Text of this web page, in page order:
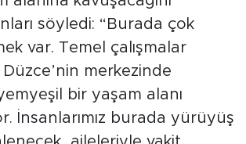
söyledi: “Burada çok
var. Temel çalışmalar
Düzce’nin merkezinde
bir yaşam alanı
İnsanlarımız burada yürüyüş